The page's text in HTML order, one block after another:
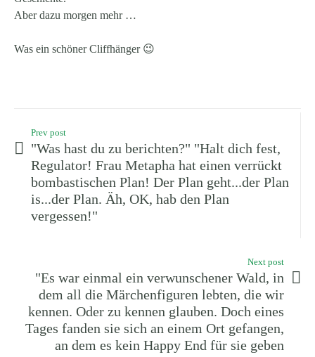
Aber dazu morgen mehr …
Was ein schöner Cliffhänger 😉
Prev post
"Was hast du zu berichten?" "Halt dich fest,
Regulator! Frau Metapha hat einen verrückt
bombastischen Plan! Der Plan geht...der Plan
is...der Plan. Äh, OK, hab den Plan
vergessen!"
Next post
"Es war einmal ein verwunschener Wald, in
dem all die Märchenfiguren lebten, die wir
kennen. Oder zu kennen glauben. Doch eines
Tages fanden sie sich an einem Ort gefangen,
an dem es kein Happy End für sie geben